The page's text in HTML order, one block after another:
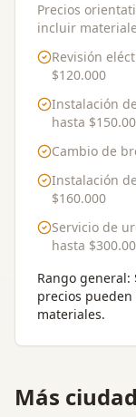
Precios
incluir
Revisión
$120.000
Instalación
hasta
Cambio de
Instalación
$160.000
Servicio de
hasta
Rango general:
precios
materiales.
Más